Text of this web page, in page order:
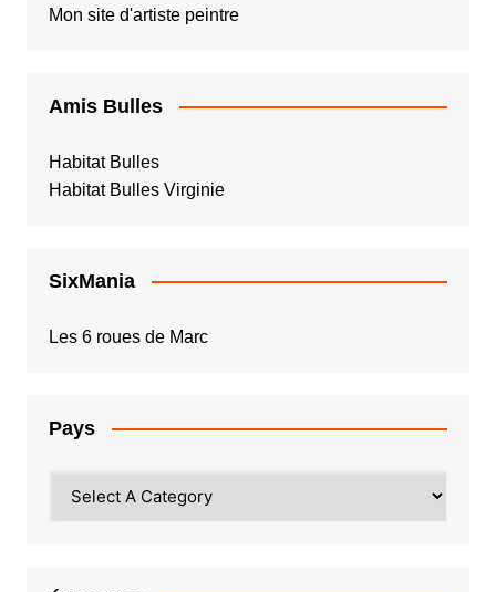
Mon site d'artiste peintre
Amis Bulles
Habitat Bulles
Habitat Bulles Virginie
SixMania
Les 6 roues de Marc
Pays